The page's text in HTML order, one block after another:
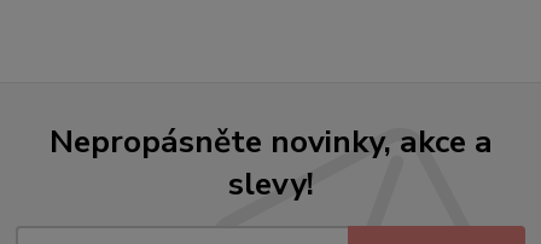
Nepropásněte novinky, akce a
slevy!